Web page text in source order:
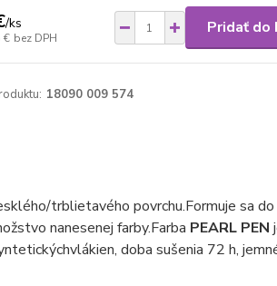
/ks
€ bez DPH
Pridať do
18090 009 574
trblietavého povrchu.Formuje sa do
nanesenej farby.Farba PEARL PEN
vlákien, doba sušenia 72 h,